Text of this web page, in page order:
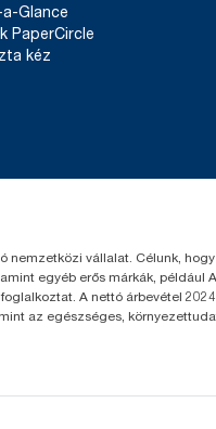
a-Glance
PaperCircle
kéz
vállalat. Célunk,
egyéb erős márkák,
A nettó árbevétel
az egészséges,